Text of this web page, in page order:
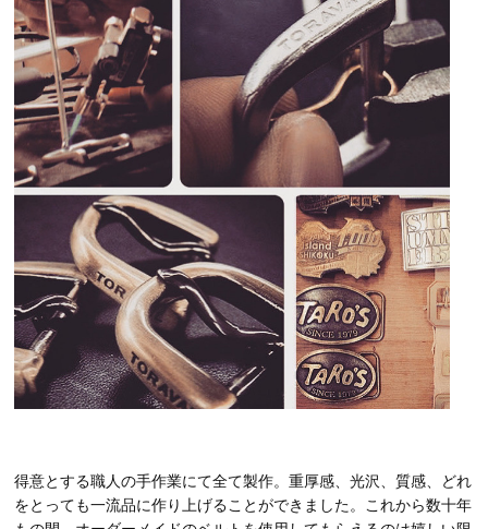
得意とする職人の手作業にて全て製作。重厚感、光沢、質感、どれ
をとっても一流品に作り上げることができました。これから数十年